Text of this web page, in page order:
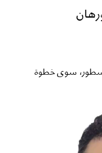
السطور، سوى خطوة